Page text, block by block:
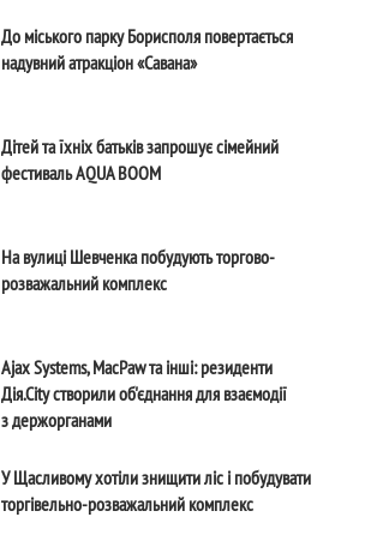
До міського парку Борисполя повертається
надувний атракціон «Савана»
Дітей та їхніх батьків запрошує сімейний
фестиваль AQUA BOOM
На вулиці Шевченка побудують торгово-
розважальний комплекс
Ajax Systems, MacPaw та інші: резиденти
Дія.City створили об'єднання для взаємодії
з держорганами
У Щасливому хотіли знищити ліс і побудувати
торгівельно-розважальний комплекс